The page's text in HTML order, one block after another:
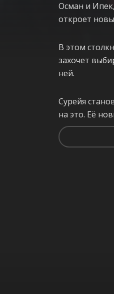
Осман и
откроет
В этом
захочет
ней.
Сурейя
на это. Её